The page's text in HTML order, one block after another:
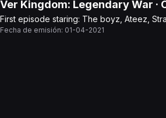
Ver Kingdom: Legendary War ·
First episode staring: The boyz, Ateez,
Fecha de emisión: 01-04-2021